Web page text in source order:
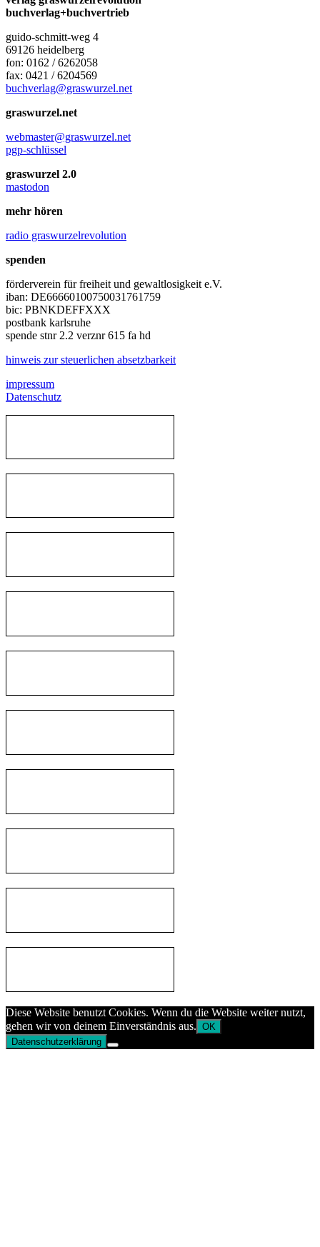
buchverlag+buchvertrieb
guido-schmitt-weg 4
69126 heidelberg
fon: 0162 / 6262058
fax: 0421 / 6204569
buchverlag@graswurzel.net
graswurzel.net
webmaster@graswurzel.net
pgp-schlüssel
graswurzel 2.0
mastodon
mehr hören
radio graswurzelrevolution
spenden
förderverein für freiheit und gewaltlosigkeit e.V.
iban: DE66660100750031761759
bic: PBNKDEFFXXX
postbank karlsruhe
spende stnr 2.2 verznr 615 fa hd
hinweis zur steuerlichen absetzbarkeit
impressum
Datenschutz
Diese Website benutzt Cookies. Wenn du die Website weiter nutzt,
gehen wir von deinem Einverständnis aus. OK
Datenschutzerklärung